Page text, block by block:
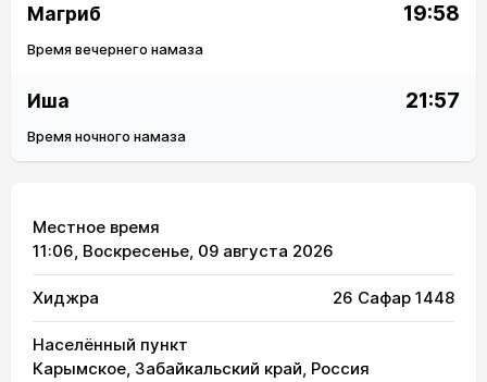
Магриб 19:58
Время вечернего намаза
Иша 21:57
Время ночного намаза
Местное время
11:06, Воскресенье, 09 августа 2026
Хиджра 26 Сафар 1448
Населённый пункт
Карымское, Забайкальский край, Россия